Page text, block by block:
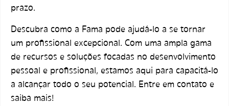
prazo.
Descubra como a Fama pode ajudá-lo a se tornar
um profissional excepcional. Com uma ampla gama
de recursos e soluções focadas no desenvolvimento
pessoal e profissional, estamos aqui para capacitá-lo
a alcançar todo o seu potencial. Entre em contato e
saiba mais!